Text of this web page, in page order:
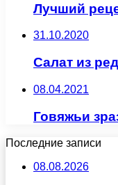
Лучший
31.10.2020
Салат из
08.04.2021
Говяжьи
Последние записи
08.08.2026